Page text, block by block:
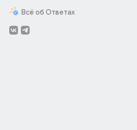
Всё об Ответах